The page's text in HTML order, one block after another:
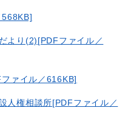
より(2)[PDFファイル／
ァイル／616KB]
人権相談所[PDFファイル／